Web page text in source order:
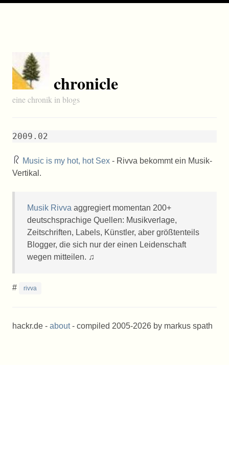
chronicle
eine chronik in blogs
2009.02
Music is my hot, hot Sex - Rivva bekommt ein Musik-
Vertikal.
Musik Rivva aggregiert momentan 200+
deutschsprachige Quellen: Musikverlage,
Zeitschriften, Labels, Künstler, aber größtenteils
Blogger, die sich nur der einen Leidenschaft
wegen mitteilen. ♫
# rivva
hackr.de - about- compiled 2005-2026 by markus spath